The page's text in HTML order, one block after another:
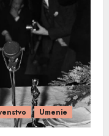
Umenie